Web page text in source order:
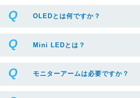
OLEDとは何ですか？
Mini LEDとは？
モニターアームは必要ですか？